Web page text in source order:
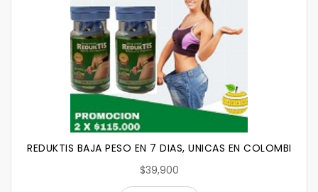
REDUKTIS BAJA PESO EN 7 DIAS, UNICAS EN COLOMBIA,
$39,900